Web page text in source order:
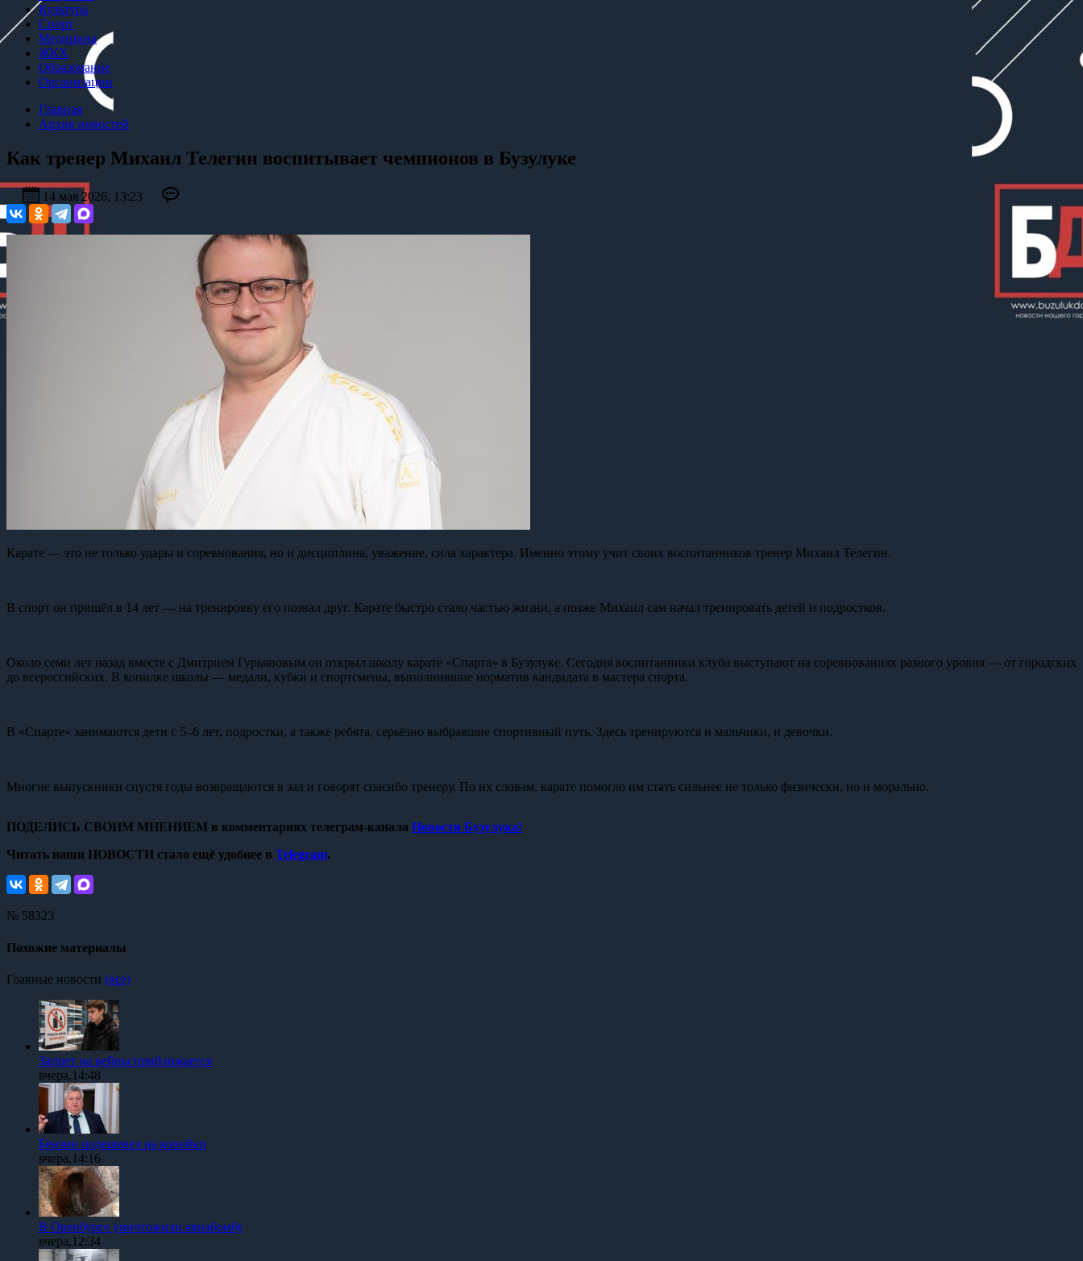
Культура
Спорт
Медицина
ЖКХ
Образование
Организации
Главная
Архив новостей
Как тренер Михаил Телегин воспитывает чемпионов в Бузулуке
14 мая 2026, 13:23
Карате — это не только удары и соревнования, но и дисциплина, уважение, сила характера. Именно этому учит своих воспитанников тренер Михаил Телегин.
В спорт он пришёл в 14 лет — на тренировку его позвал друг. Карате быстро стало частью жизни, а позже Михаил сам начал тренировать детей и подростков.
Около семи лет назад вместе с Дмитрием Гурьяновым он открыл школу карате «Спарта» в Бузулуке. Сегодня воспитанники клуба выступают на соревнованиях разного уровня — от городских
до всероссийских. В копилке школы — медали, кубки и спортсмены, выполнившие норматив кандидата в мастера спорта.
В «Спарте» занимаются дети с 5–6 лет, подростки, а также ребята, серьёзно выбравшие спортивный путь. Здесь тренируются и мальчики, и девочки.
Многие выпускники спустя годы возвращаются в зал и говорят спасибо тренеру. По их словам, карате помогло им стать сильнее не только физически, но и морально.
ПОДЕЛИСЬ СВОИМ МНЕНИЕМ в комментариях телеграм-канала Новости Бузулука!
Читать наши НОВОСТИ стало ещё удобнее в Telegram.
№ 58323
Похожие материалы
Главные новости (все)
Запрет на вейпы приближается
вчера,14:48
Бензин подешевел на копейки
вчера,14:16
В Оренбурге уничтожили авиабомбу
вчера,12:34